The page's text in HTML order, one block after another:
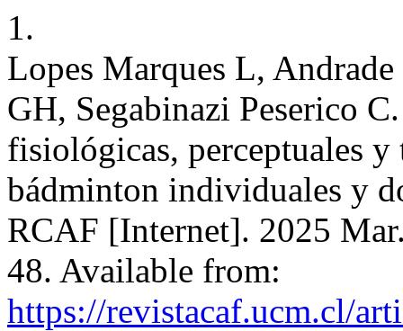
1.
Lopes Marques L,
GH, Segabinazi Peserico
fisiológicas, perceptuales y
bádminton individuales y
RCAF [Internet]. 2025
48. Available from:
https://revistacaf.ucm.cl/